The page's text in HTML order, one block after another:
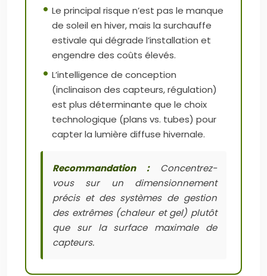
Le principal risque n’est pas le manque
de soleil en hiver, mais la surchauffe
estivale qui dégrade l’installation et
engendre des coûts élevés.
L’intelligence de conception
(inclinaison des capteurs, régulation)
est plus déterminante que le choix
technologique (plans vs. tubes) pour
capter la lumière diffuse hivernale.
Recommandation :Concentrez-
vous sur un dimensionnement
précis et des systèmes de gestion
des extrêmes (chaleur et gel) plutôt
que sur la surface maximale de
capteurs.